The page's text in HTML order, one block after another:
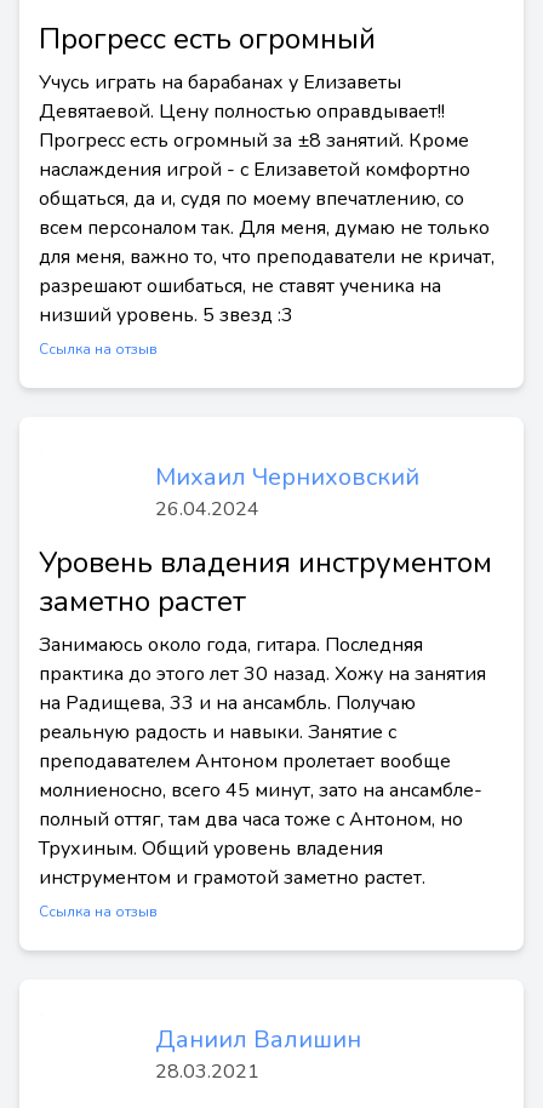
Прогресс есть огромный
Учусь играть на барабанах у Елизаветы
Девятаевой. Цену полностью оправдывает!!
Прогресс есть огромный за ±8 занятий. Кроме
наслаждения игрой - с Елизаветой комфортно
общаться, да и, судя по моему впечатлению, со
всем персоналом так. Для меня, думаю не только
для меня, важно то, что преподаватели не кричат,
разрешают ошибаться, не ставят ученика на
низший уровень. 5 звезд :3
Ссылка на отзыв
Михаил Черниховский
26.04.2024
Уровень владения инструментом
заметно растет
Занимаюсь около года, гитара. Последняя
практика до этого лет 30 назад. Хожу на занятия
на Радищева, 33 и на ансамбль. Получаю
реальную радость и навыки. Занятие с
преподавателем Антоном пролетает вообще
молниеносно, всего 45 минут, зато на ансамбле-
полный оттяг, там два часа тоже с Антоном, но
Трухиным. Общий уровень владения
инструментом и грамотой заметно растет.
Ссылка на отзыв
Даниил Валишин
28.03.2021